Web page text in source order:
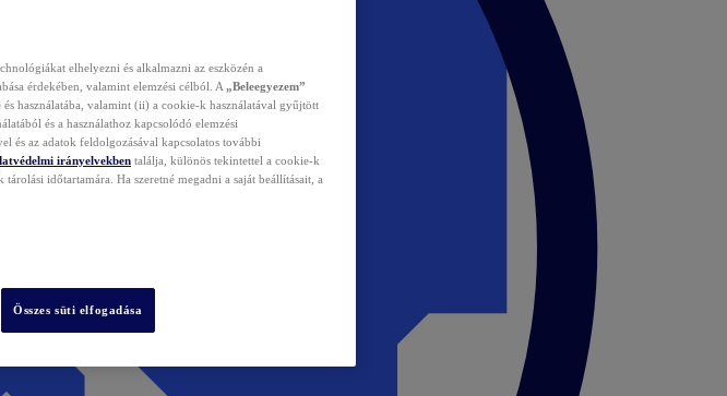
elhelyezni és alkalmazni az eszközén a
érdekében, valamint elemzési célból. A „Beleegyezem”
használatába, valamint (ii) a cookie-k használatával gyűjtött
és a használathoz kapcsolódó elemzési
és az adatok feldolgozásával kapcsolatos további
irányelvekben találja, különös tekintettel a cookie-k
időtartamára. Ha szeretné megadni a saját beállításait, a
Összes süti elfogadása